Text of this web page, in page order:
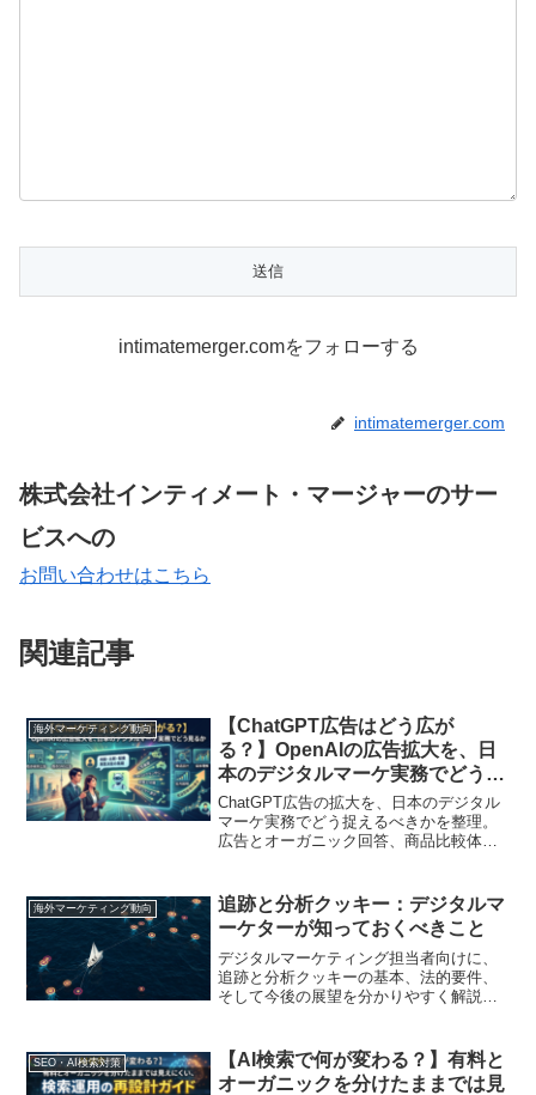
intimatemerger.comをフォローする
intimatemerger.com
株式会社インティメート・マージャーのサー
ビスへの
お問い合わせはこちら
関連記事
海外マーケティング動向
【ChatGPT広告はどう広が
る？】OpenAIの広告拡大を、日
本のデジタルマーケ実務でどう見
るか
ChatGPT広告の拡大を、日本のデジタル
マーケ実務でどう捉えるべきかを整理。
広告とオーガニック回答、商品比較体験
説明、PoCの進め方まで実務視点で解説
します
海外マーケティング動向
追跡と分析クッキー：デジタルマ
ーケターが知っておくべきこと
デジタルマーケティング担当者向けに、
追跡と分析クッキーの基本、法的要件、
そして今後の展望を分かりやすく解説。
SEO・AI検索対策
【AI検索で何が変わる？】有料と
オーガニックを分けたままでは見